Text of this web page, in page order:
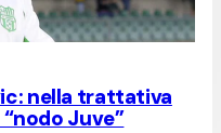
nella trattativa
Juve”